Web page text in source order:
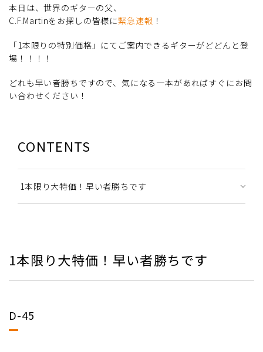
本日は、世界のギターの父、
C.F.Martinをお探しの皆様に緊急速報 ！
「1本限りの特別価格」にてご案内できるギターがどどんと登
場！！！！
どれも早い者勝ちですので、気になる一本があればすぐにお問
い合わせください！
CONTENTS
1本限り大特価！早い者勝ちです
1本限り大特価！早い者勝ちです
D-45